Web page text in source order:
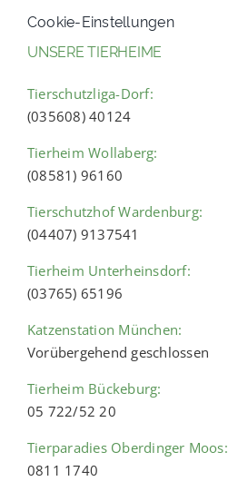
Cookie-Einstellungen
UNSERE TIERHEIME
Tierschutzliga-Dorf:
(035608) 40124
Tierheim Wollaberg:
(08581) 96160
Tierschutzhof Wardenburg:
(04407) 9137541
Tierheim Unterheinsdorf:
(03765) 65196
Katzenstation München:
Vorübergehend geschlossen
Tierheim Bückeburg:
05 722/52 20
Tierparadies Oberdinger Moos:
0811 1740